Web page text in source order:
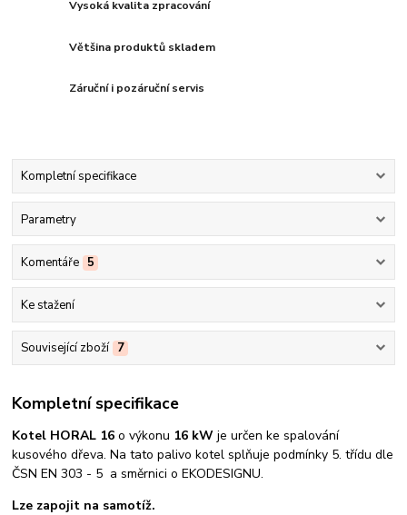
Vysoká kvalita zpracování
Většina produktů skladem
Záruční i pozáruční servis
Kompletní specifikace
Parametry
Komentáře 5
Ke stažení
Související zboží 7
Kompletní specifikace
Kotel HORAL 16 o výkonu 16 kW je určen ke spalování
kusového dřeva. Na tato palivo kotel splňuje podmínky 5. třídu dle
ČSN EN 303 - 5 a směrnici o EKODESIGNU.
Lze zapojit na samotíž.